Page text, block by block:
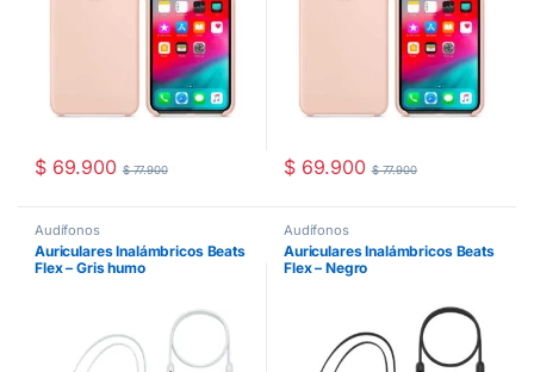
$69.900 $77.900 $69.900 $77.900
Audífonos
Auriculares Inalámbricos Beats
Flex – Gris humo
Audífonos
Auriculares Inalámbricos Beats
Flex – Negro